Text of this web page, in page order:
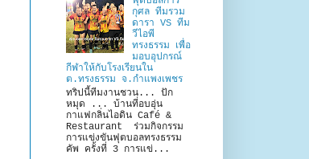
กุศล ทีมรวม
ดารา VS ทีม
วีไอพี
ทรงธรรม เพื่อ
มอบอุปกรณ์
กีฬาให้กับโรงเรียนใน
ต.ทรงธรรม จ.กำแพงเพชร
ทริปนี้ทีมงานชวน... ปัก
หมุด ... บ้านที่อบอุ่น
กาแฟกลิ่นไอดิน Café &
Restaurant ร่วมกิจกรรม
การแข่งขันฟุตบอลทรงธรรม
คัพ ครั้งที่ 3 การแข่...